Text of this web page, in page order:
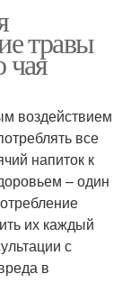
травы
чая
воздействием
все
напиток к
– один
их каждый
с
в